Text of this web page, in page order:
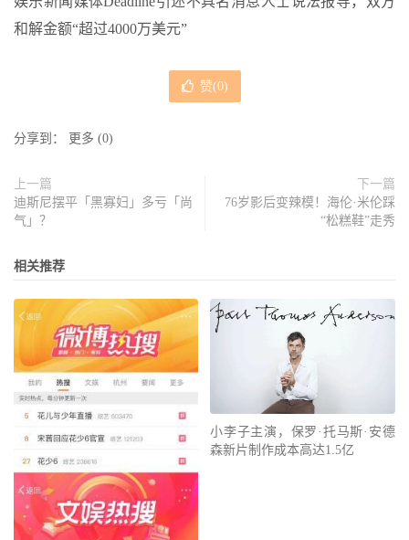
和解金额“超过4000万美元”
赞(0)
分享到： 更多 (0)
上一篇
迪斯尼摆平「黑寡妇」多亏「尚
气」？
下一篇
76岁影后变辣模！海伦·米伦踩
“松糕鞋”走秀
相关推荐
小李子主演，保罗·托马斯·安德
森新片制作成本高达1.5亿